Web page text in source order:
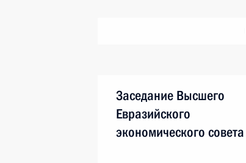
Заседание Высшего
Евразийского
экономического совета